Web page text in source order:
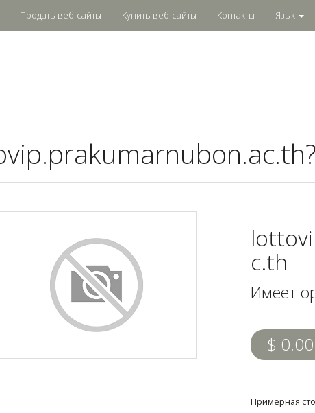
Продать веб-сайты Купить веб-сайты Контакты Язык
c.th
Имеет
$ 0.00
Примерная